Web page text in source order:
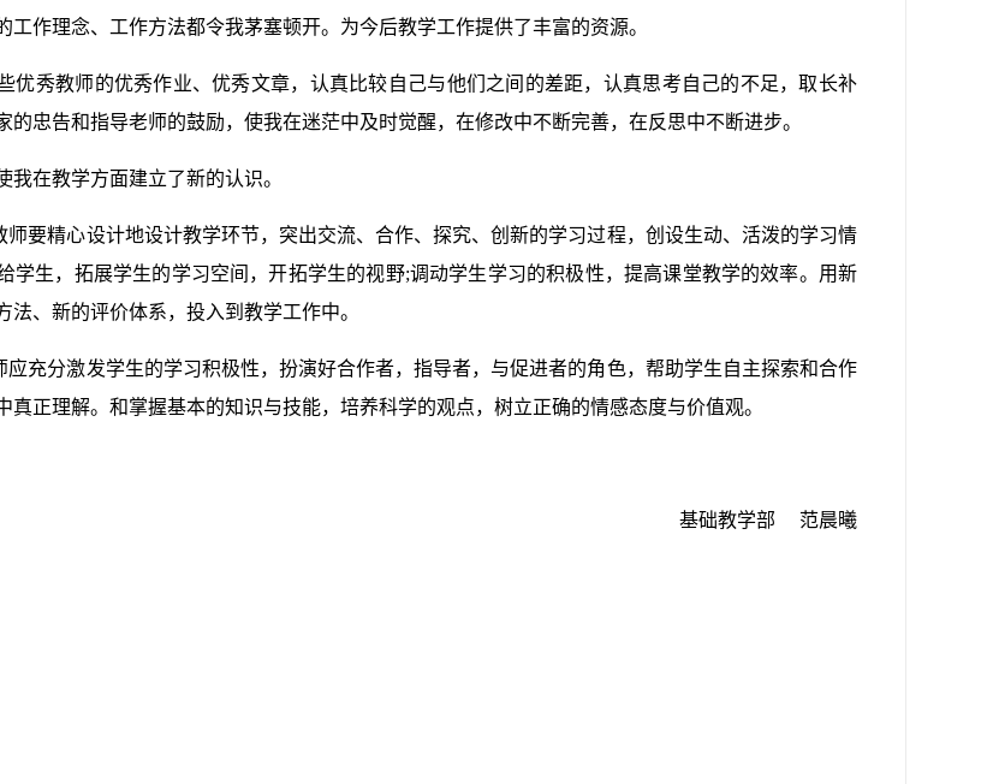
工作理念、工作方法都令我茅塞顿开。为今后教学工作提供了丰富的资源。
优秀教师的优秀作业、优秀文章，认真比较自己与他们之间的差距，认真思考自己的不足，取长补
的忠告和指导老师的鼓励，使我在迷茫中及时觉醒，在修改中不断完善，在反思中不断进步。
我在教学方面建立了新的认识。
师要精心设计地设计教学环节，突出交流、合作、探究、创新的学习过程，创设生动、活泼的学习情
学生，拓展学生的学习空间，开拓学生的视野;调动学生学习的积极性，提高课堂教学的效率。用新
法、新的评价体系，投入到教学工作中。
应充分激发学生的学习积极性，扮演好合作者，指导者，与促进者的角色，帮助学生自主探索和合作
真正理解。和掌握基本的知识与技能，培养科学的观点，树立正确的情感态度与价值观。
基础教学部 范晨曦